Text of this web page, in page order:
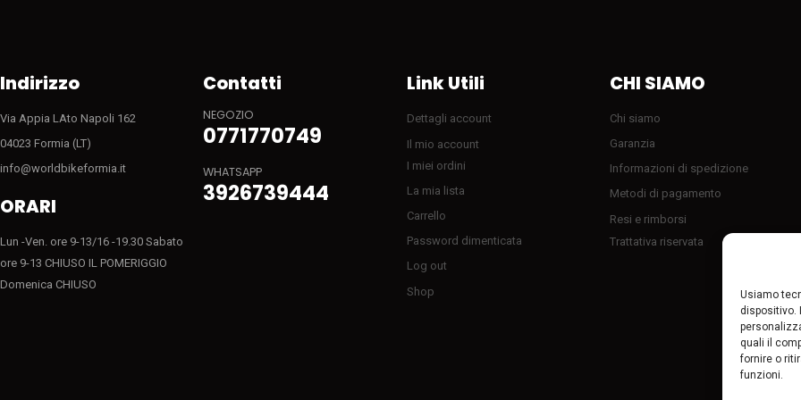
Usiamo
dispositivo.
quali il
fornire o
funzioni.
Indirizzo
Via Appia LAto Napoli 162
04023 Formia (LT)
info@worldbikeformia.it
ORARI
Lun -Ven. ore 9-13/16 -19.30 Sabato
ore 9-13 CHIUSO IL POMERIGGIO
Domenica CHIUSO
Contatti
NEGOZIO
0771770749
WHATSAPP
3926739444
Link Utili
Dettagli account
Il mio account
I miei ordini
La mia lista
Carrello
Password dimenticata
Log out
Shop
CHI SIAMO
Chi siamo
Garanzia
Informazioni di spedizione
Metodi di pagamento
Resi e rimborsi
Trattativa riservata